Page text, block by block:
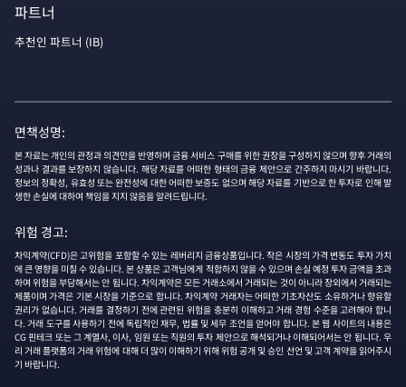
파트너
추천인 파트너 (IB)
면책성명:
본 자료는 개인의 관정과 의견만을 반영하며 금융 서비스 구매를 위한 권장을 구성하지 않으며 향후 거래의
성과나 결과를 보장하지 않습니다. 해당 자료를 어떠한 형태의 금융 제안으로 간주하지 마시기 바랍니다.
정보의 정확성, 유효성 또는 완전성에 대한 어떠한 보증도 없으며 해당 자료를 기반으로 한 투자로 인해 발
생한 손실에 대하여 책임을 지지 않음을 알려드립니다.
위험 경고:
차익계약(CFD)은 고위험을 포함할 수 있는 레버리지 금융상품입니다. 작은 시장의 가격 변동도 투자 가치
에 큰 영향을 미칠 수 있습니다. 본 상품은 고객님에게 적합하지 않을 수 있으며 손실 예정 투자 금액을 초과
하여 위험을 부담해서는 안 됩니다. 차익계약은 모든 거래소에서 거래되는 것이 아니라 장외에서 거래되는
제품이며 가격은 기본 시장을 기준으로 합니다. 차익계약 거래자는 어떠한 기초자산도 소유하거나 향유할
권리가 없습니다. 거래를 결정하기 전에 관련된 위험을 충분히 이해하고 거래 경험 수준을 고려해야 합니
다. 거래 도구를 사용하기 전에 독립적인 재무, 법률 및 세무 조언을 얻어야 합니다. 본 웹 사이트의 내용은
CG 핀테크 또는 그 계열사, 이사, 임원 또는 직원의 투자 제안으로 해석되거나 이해되어서는 안 됩니다. 우
리 거래 플랫폼의 거래 위험에 대해 더 많이 이해하기 위해 위험 공개 및 승인 선언 및 고객 계약을 읽어주시
기 바랍니다.